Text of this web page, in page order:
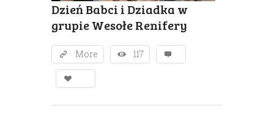
Dzień Babci i Dziadka w
grupie Wesołe Renifery
More 117